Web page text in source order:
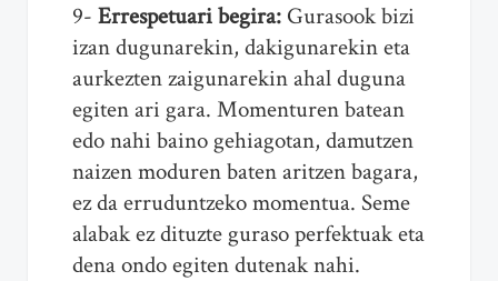
9- Errespetuari begira: Gurasook bizi
izan dugunarekin, dakigunarekin eta
aurkezten zaigunarekin ahal duguna
egiten ari gara. Momenturen batean
edo nahi baino gehiagotan, damutzen
naizen moduren baten aritzen bagara,
ez da erruduntzeko momentua. Seme
alabak ez dituzte guraso perfektuak eta
dena ondo egiten dutenak nahi.